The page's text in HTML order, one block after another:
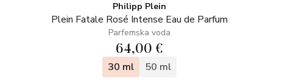
Philipp Plein
Plein Fatale Rosé Intense Eau de Parfum
Parfemska voda
64,00 €
30 ml 50 ml